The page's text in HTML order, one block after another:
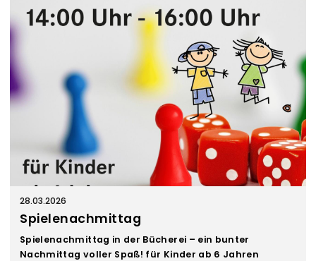
28.03.2026
Spielenachmittag
Spielenachmittag in der Bücherei – ein bunter
Nachmittag voller Spaß! für Kinder ab 6 Jahren